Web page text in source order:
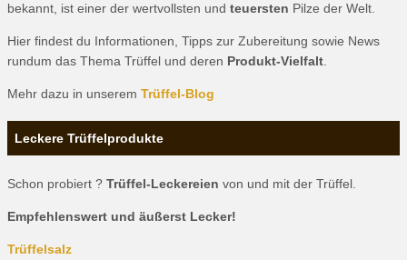
bekannt, ist einer der wertvollsten und teuersten Pilze der Welt.
Hier findest du Informationen, Tipps zur Zubereitung sowie News
rundum das Thema Trüffel und deren Produkt-Vielfalt.
Mehr dazu in unserem Trüffel-Blog
Leckere Trüffelprodukte
Schon probiert ? Trüffel-Leckereien von und mit der Trüffel.
Empfehlenswert und äußerst Lecker!
Trüffelsalz